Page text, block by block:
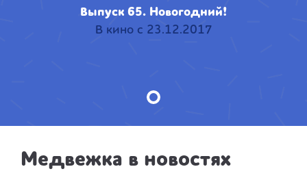
Выпуск 65. Новогодний!
В кино с 23.12.2017
Медвежка в новостях